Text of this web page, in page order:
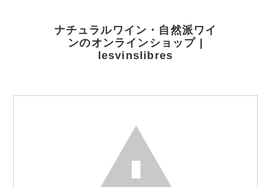
ナチュラルワイン・自然派ワイ
ンのオンラインショップ |
lesvinslibres